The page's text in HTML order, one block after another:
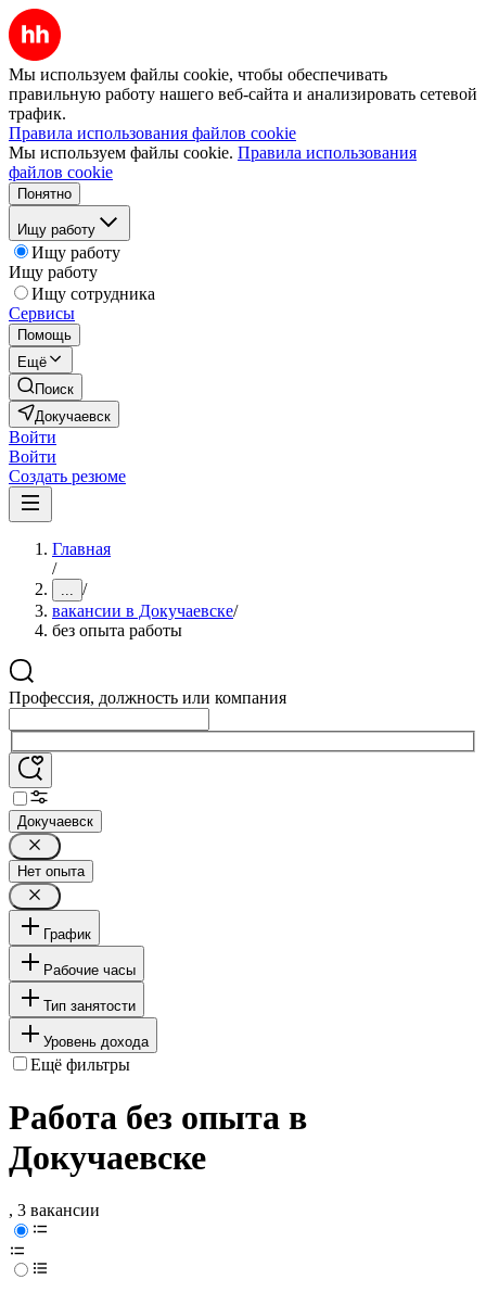
Мы используем файлы cookie, чтобы обеспечивать
правильную работу нашего веб-сайта и анализировать сетевой
трафик.
Правила использования файлов cookie
Мы используем файлы cookie. Правила использования
файлов cookie
Понятно
Ищу работу
Ищу работу
Ищу работу
Ищу сотрудника
Сервисы
Помощь
Ещё
Поиск
Докучаевск
Войти
Войти
Создать резюме
Главная
/
... /
вакансии в Докучаевске/
без опыта работы
Профессия, должность или компания
Докучаевск
Нет опыта
График
Рабочие часы
Тип занятости
Уровень дохода
Ещё фильтры
Работа без опыта в
Докучаевске
, 3 вакансии